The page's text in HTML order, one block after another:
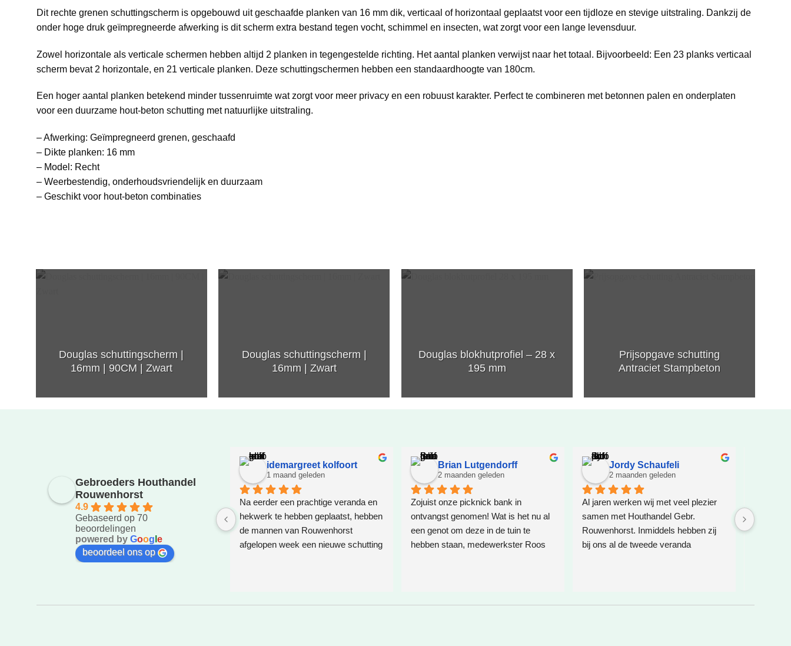
Dit rechte grenen schuttingscherm is opgebouwd uit geschaafde planken van 16 mm dik, verticaal of horizontaal geplaatst voor een tijdloze en stevige uitstraling. Dankzij de
onder hoge druk geïmpregneerde afwerking is dit scherm extra bestand tegen vocht, schimmel en insecten, wat zorgt voor een lange levensduur.
Zowel horizontale als verticale schermen hebben altijd 2 planken in tegengestelde richting. Het aantal planken verwijst naar het totaal. Bijvoorbeeld: Een 23 planks verticaal
scherm bevat 2 horizontale, en 21 verticale planken. Deze schuttingschermen hebben een standaardhoogte van 180cm.
Een hoger aantal planken betekend minder tussenruimte wat zorgt voor meer privacy en een robuust karakter. Perfect te combineren met betonnen palen en onderplaten
voor een duurzame hout-beton schutting met natuurlijke uitstraling.
– Afwerking: Geïmpregneerd grenen, geschaafd
– Dikte planken: 16 mm
– Model: Recht
– Weerbestendig, onderhoudsvriendelijk en duurzaam
– Geschikt voor hout-beton combinaties
Douglas schuttingscherm |
16mm | 90CM | Zwart
Douglas schuttingscherm |
16mm | Zwart
Douglas blokhutprofiel – 28 x
195 mm
Prijsopgave schutting
Antraciet Stampbeton
Gebroeders Houthandel
Rouwenhorst
4.9
Gebaseerd op 70
beoordelingen
powered by Goog e
beoordeel ons op
idemargreet kolfoort
1 maand geleden
Na eerder een prachtige veranda en
hekwerk te hebben geplaatst, hebben
de mannen van Rouwenhorst
afgelopen week een nieuwe schutting
Brian Lutgendorff
2 maanden geleden
Zojuist onze picknick bank in
ontvangst genomen! Wat is het nu al
een genot om deze in de tuin te
hebben staan, medewerkster Roos
Jordy Schaufeli
2 maanden geleden
Al jaren werken wij met veel plezier
samen met Houthandel Gebr.
Rouwenhorst. Inmiddels hebben zij
bij ons al de tweede veranda
mee.